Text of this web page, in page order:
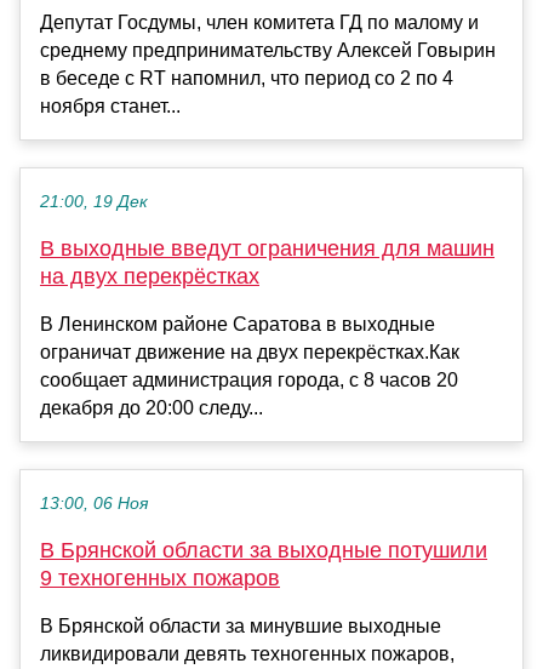
Депутат Госдумы, член комитета ГД по малому и
среднему предпринимательству Алексей Говырин
в беседе с RT напомнил, что период со 2 по 4
ноября станет...
21:00, 19 Дек
В выходные введут ограничения для машин
на двух перекрёстках
В Ленинском районе Саратова в выходные
ограничат движение на двух перекрёстках.Как
сообщает администрация города, с 8 часов 20
декабря до 20:00 следу...
13:00, 06 Ноя
В Брянской области за выходные потушили
9 техногенных пожаров
В Брянской области за минувшие выходные
ликвидировали девять техногенных пожаров,